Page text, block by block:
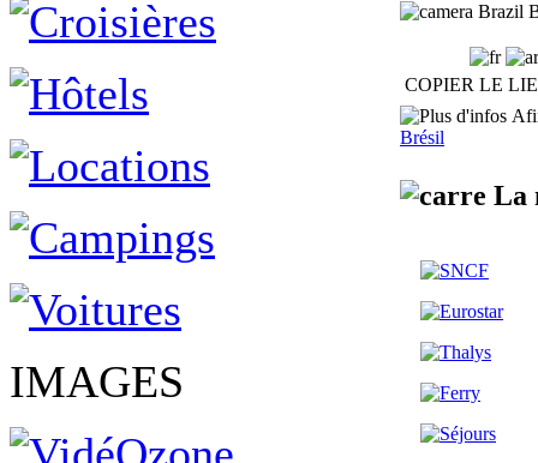
IMAGES
Brazil
COPIER LE
Brésil
La